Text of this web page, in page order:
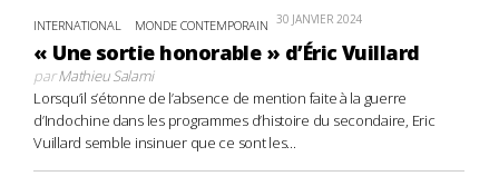
INTERNATIONAL MONDE CONTEMPORAIN 30 JANVIER 2024
« Une sortie honorable » d’Éric Vuillard
parMathieu Salami
Lorsqu’il s’étonne de l’absence de mention faite à la guerre
d’Indochine dans les programmes d’histoire du secondaire, Eric
Vuillard semble insinuer que ce sont les...